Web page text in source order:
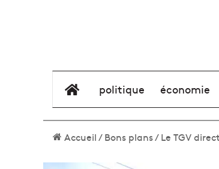
élément de menu
politique économie
Accueil/Bons plans/Le TGV